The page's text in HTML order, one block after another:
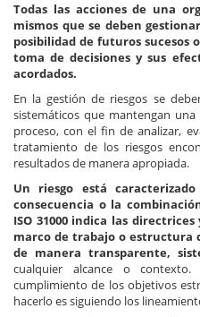
Todas las acciones de una
mismos que se deben
posibilidad de futuros sucesos
toma de decisiones y sus
acordados.
En la gestión de riesgos se
sistemáticos que mantengan
proceso, con el fin de analizar,
tratamiento de los riesgos
resultados de manera apropiada.
Un riesgo está
consecuencia o la
ISO 31000 indica las
marco de trabajo o estructura
de manera transparente,
cualquier alcance o
cumplimiento de los objetivos
hacerlo es siguiendo los